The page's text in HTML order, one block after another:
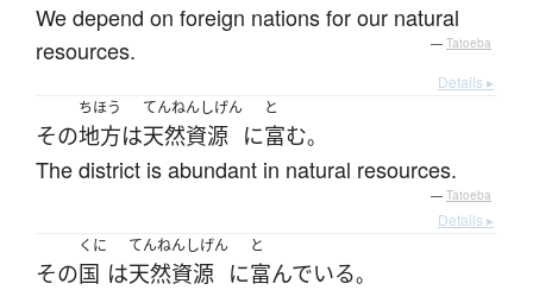
We depend on foreign nations for our natural
resources.
— Tatoeba
Details ▸
その
ちほう
地方は
てんねんしげん
天然資源 に
と
富む。
The district is abundant in natural resources.
— Tatoeba
Details ▸
その
くに
国 は
てんねんしげん
天然資源 に
と
富んでいる。